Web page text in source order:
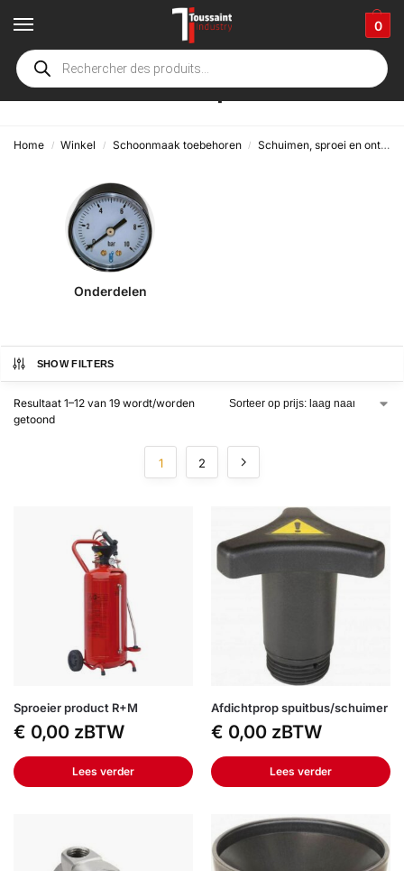
0
Pneumatische sproeier
Home / Winkel / Schoonmaak toebehoren / Schuimen, sproei en ontsmetting materiaal
Onderdelen
SHOW FILTERS
Resultaat 1–12 van 19 wordt/worden
getoond
1 2
Sproeier product R+M
€ 0,00 zBTW
Lees verder
Afdichtprop spuitbus/schuimer
€ 0,00 zBTW
Lees verder